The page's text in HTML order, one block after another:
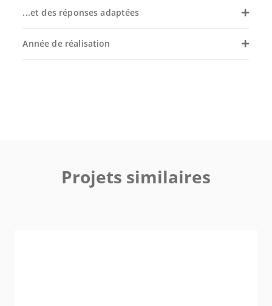
...et des réponses adaptées
Année de réalisation
Projets similaires